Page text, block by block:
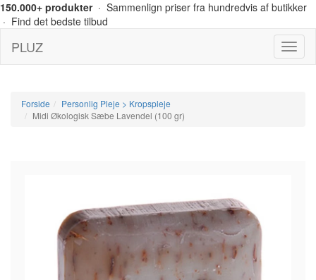
150.000+ produkter· Sammenlign priser fra hundredvis af butikker
· Find det bedste tilbud
Menu
PLUZ
Forside
Personlig Pleje > Kropspleje
Midi Økologisk Sæbe Lavendel (100 gr)